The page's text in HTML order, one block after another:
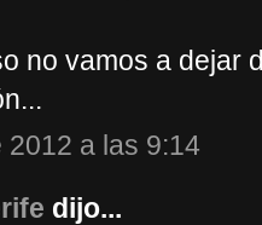
no vamos a dejar
a las 9:14
dijo...